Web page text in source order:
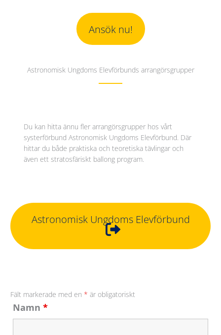
Ansök nu!
Astronomisk Ungdoms Elevförbunds arrangörsgrupper
Du kan hitta ännu fler arrangörsgrupper hos vårt
systerförbund Astronomisk Ungdoms Elevförbund. Där
hittar du både praktiska och teoretiska tävlingar och
även ett stratosfäriskt ballong program.
Astronomisk Ungdoms Elevförbund
Fält markerade med en* är obligatoriskt
Namn*